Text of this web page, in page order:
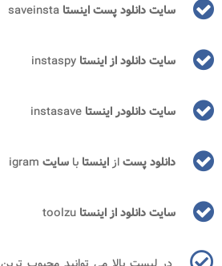
سایت دانلودپست اینستا saveinsta
سایت دانلود از اینستا instaspy
سایت دانلودر اینستا instasave
دانلود پستازاینستا با سایت igram
سایت دانلود از اینستا toolzu